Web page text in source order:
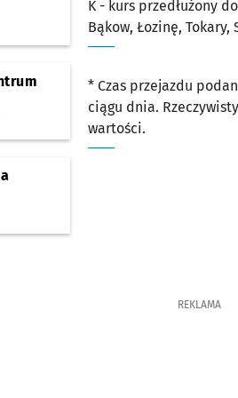
K - kurs przedłużony
Bąkow, Łozinę, Tokary,
* Czas przejazdu
ciągu dnia.
wartości.
REKLAMA